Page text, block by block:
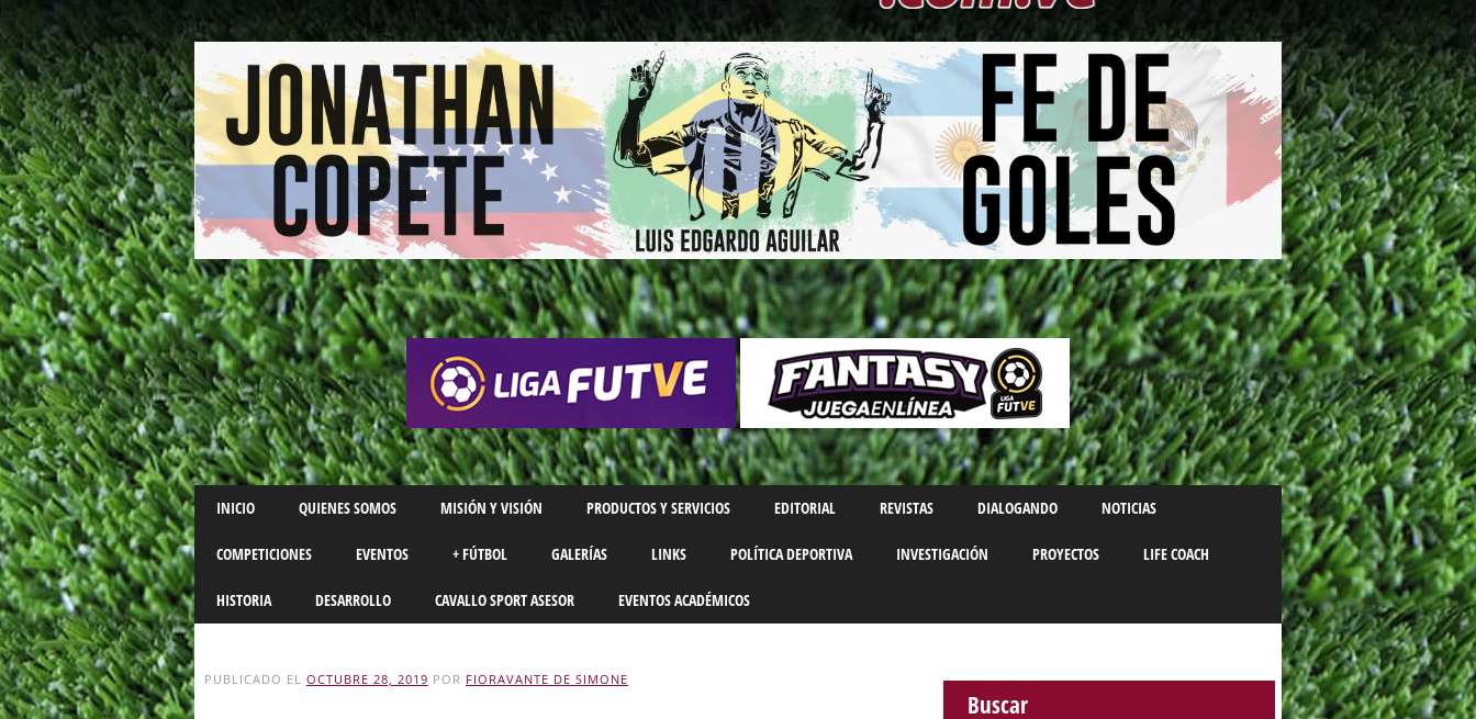
Main menu
Skip
to
content
INICIO QUIENES SOMOS MISIÓN Y VISIÓN PRODUCTOS Y SERVICIOS EDITORIAL REVISTAS DIALOGANDO NOTICIAS
COMPETICIONES EVENTOS + FÚTBOL GALERÍAS LINKS POLÍTICA DEPORTIVA INVESTIGACIÓN PROYECTOS LIFE COACH
HISTORIA DESARROLLO CAVALLO SPORT ASESOR EVENTOS ACADÉMICOS
PUBLICADO EL OCTUBRE 28, 2019 POR FIORAVANTE DE SIMONE
Buscar